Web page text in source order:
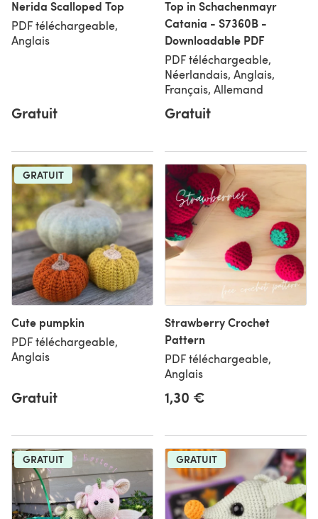
Nerida Scalloped Top
PDF téléchargeable,
Anglais
Gratuit
Top in Schachenmayr
Catania - S7360B -
Downloadable PDF
PDF téléchargeable,
Néerlandais, Anglais,
Français, Allemand
Gratuit
GRATUIT
Cute pumpkin
PDF téléchargeable,
Anglais
Gratuit
Strawberry Crochet
Pattern
PDF téléchargeable,
Anglais
1,30 €
GRATUIT GRATUIT